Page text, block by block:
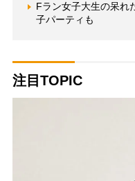
Fラン女子大生の呆
子パーティも
注目TOPIC